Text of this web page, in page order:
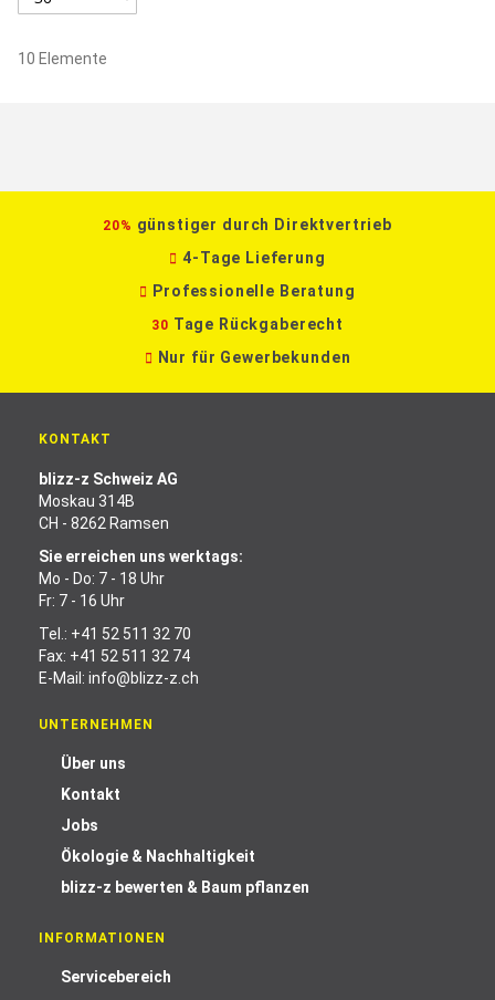
10 Elemente
20% günstiger durch Direktvertrieb
4-Tage Lieferung
Professionelle Beratung
30 Tage Rückgaberecht
Nur für Gewerbekunden
KONTAKT
blizz-z Schweiz AG
Moskau 314B
CH - 8262 Ramsen
Sie erreichen uns werktags:
Mo - Do: 7 - 18 Uhr
Fr: 7 - 16 Uhr
Tel.: +41 52 511 32 70
Fax: +41 52 511 32 74
E-Mail: info@blizz-z.ch
UNTERNEHMEN
Über uns
Kontakt
Jobs
Ökologie & Nachhaltigkeit
blizz-z bewerten & Baum pflanzen
INFORMATIONEN
Servicebereich